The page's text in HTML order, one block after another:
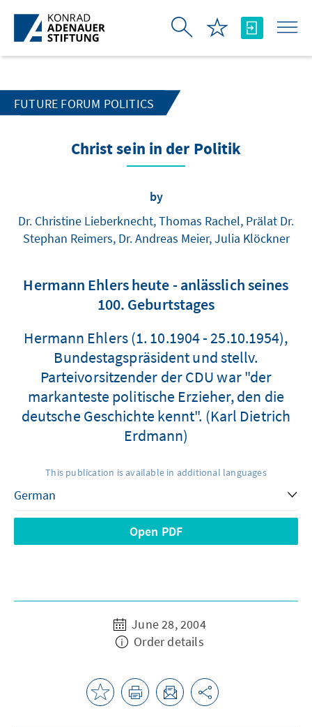
Skip to Main Content
FUTURE FORUM POLITICS
Christ sein in der Politik
by
Dr. Christine Lieberknecht, Thomas Rachel, Prälat Dr.
Stephan Reimers, Dr. Andreas Meier, Julia Klöckner
Hermann Ehlers heute - anlässlich seines
100. Geburtstages
Hermann Ehlers (1. 10.1904 - 25.10.1954),
Bundestagspräsident und stellv.
Parteivorsitzender der CDU war "der
markanteste politische Erzieher, den die
deutsche Geschichte kennt". (Karl Dietrich
Erdmann)
This publication is available in additional languages
Open PDF
June 28, 2004
Order details